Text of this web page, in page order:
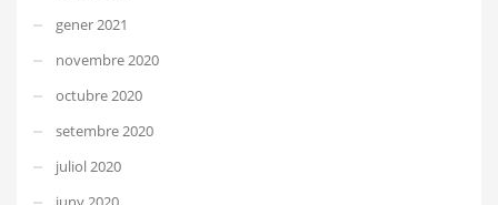
gener 2021
novembre 2020
octubre 2020
setembre 2020
juliol 2020